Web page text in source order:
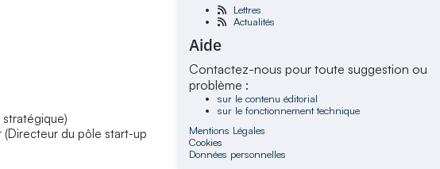
stratégique)
du pôle start-up
Lettres
Actualités
Aide
Contactez-nous pour toute suggestion ou
problème :
sur le contenu éditorial
sur le fonctionnement technique
Mentions Légales
Cookies
Données personnelles